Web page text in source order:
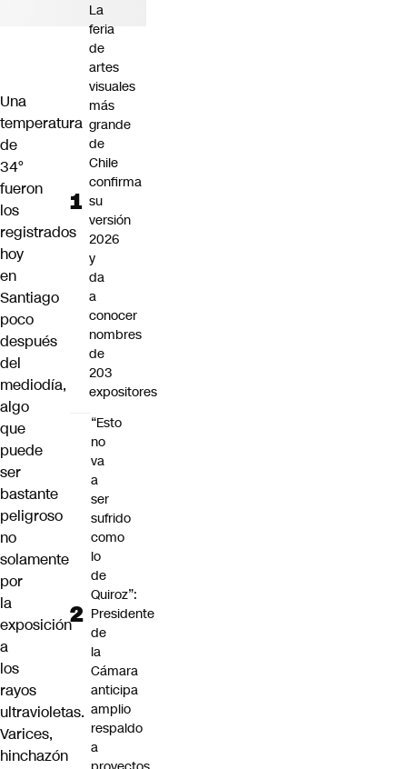
Una
temperatura
de
34°
fueron
los
registrados
hoy
en
Santiago
poco
después
del
mediodía,
algo
que
puede
ser
bastante
peligroso
no
solamente
por
la
exposición
a
los
rayos
ultravioletas.
Varices,
hinchazón
La
feria
de
artes
visuales
más
grande
de
Chile
confirma
su
versión
2026
y
da
a
conocer
nombres
de
203
expositores
“Esto
no
va
a
ser
sufrido
como
lo
de
Quiroz”:
Presidente
de
la
Cámara
anticipa
amplio
respaldo
a